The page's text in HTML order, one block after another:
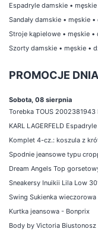
Espadryle damskie • męskie
Sandały damskie • męskie •
Stroje kąpielowe • męskie •
Szorty damskie • męskie •
PROMOCJE DNIA
Sobota, 08 sierpnia
Torebka TOUS
KARL LAGERFELD
Komplet 4-cz.: koszula z
Spodnie jeansowe typu
Dream Angels Top
Sneakersy Inuikii Lila Low
Swing Sukienka
Kurtka jeansowa - Bonprix
Body by Victoria